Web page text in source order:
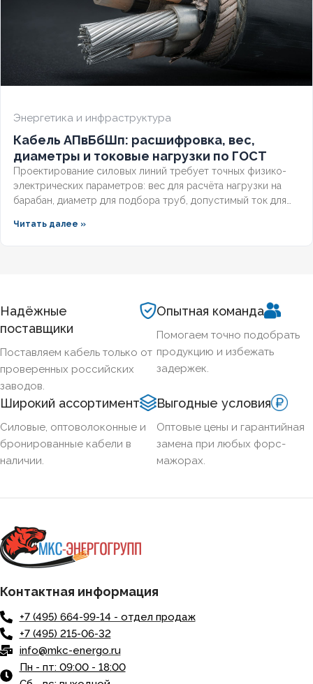
Энергетика и инфраструктура
Кабель АПвБбШп: расшифровка, вес,
диаметры и токовые нагрузки по ГОСТ
Проектирование силовых линий требует точных физико-
электрических параметров: вес для расчёта нагрузки на
барабан, диаметр для подбора труб, допустимый ток для
алюминиевых бронированных кабелей с изоляцией из
Читать далее »
Надёжные
поставщики
Поставляем кабель только от
проверенных российских
заводов.
Опытная команда
Помогаем точно подобрать
продукцию и избежать
задержек.
Широкий ассортимент
Силовые, оптоволоконные и
бронированные кабели в
наличии.
Выгодные условия
Оптовые цены и гарантийная
замена при любых форс-
мажорах.
Контактная информация
+7 (495) 664-99-14 - отдел продаж
+7 (495) 215-06-32
info@mkc-energo.ru
Пн - пт: 09:00 - 18:00